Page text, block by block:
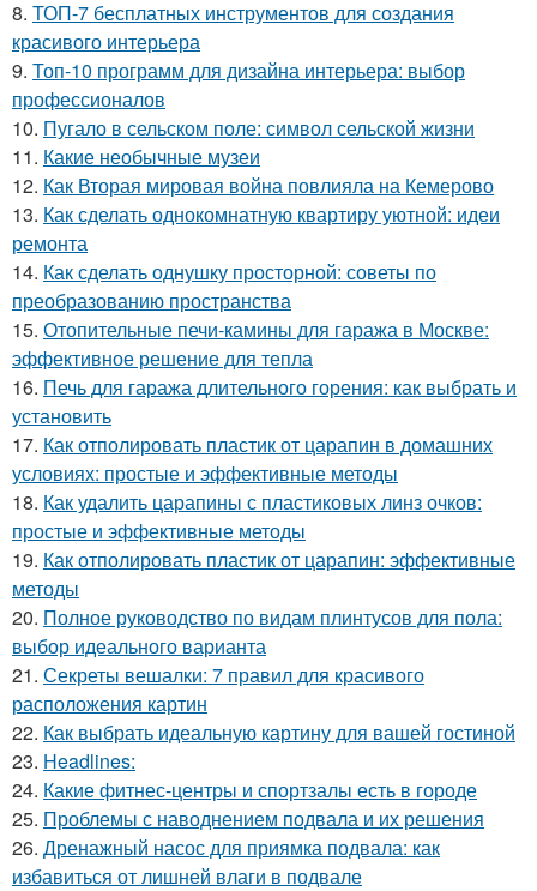
8. ТОП-7 бесплатных инструментов для создания
красивого интерьера
9. Топ-10 программ для дизайна интерьера: выбор
профессионалов
10. Пугало в сельском поле: символ сельской жизни
11. Какие необычные музеи
12. Как Вторая мировая война повлияла на Кемерово
13. Как сделать однокомнатную квартиру уютной: идеи
ремонта
14. Как сделать однушку просторной: советы по
преобразованию пространства
15. Отопительные печи-камины для гаража в Москве:
эффективное решение для тепла
16. Печь для гаража длительного горения: как выбрать и
установить
17. Как отполировать пластик от царапин в домашних
условиях: простые и эффективные методы
18. Как удалить царапины с пластиковых линз очков:
простые и эффективные методы
19. Как отполировать пластик от царапин: эффективные
методы
20. Полное руководство по видам плинтусов для пола:
выбор идеального варианта
21. Секреты вешалки: 7 правил для красивого
расположения картин
22. Как выбрать идеальную картину для вашей гостиной
23. Headlines:
24. Какие фитнес-центры и спортзалы есть в городе
25. Проблемы с наводнением подвала и их решения
26. Дренажный насос для приямка подвала: как
избавиться от лишней влаги в подвале